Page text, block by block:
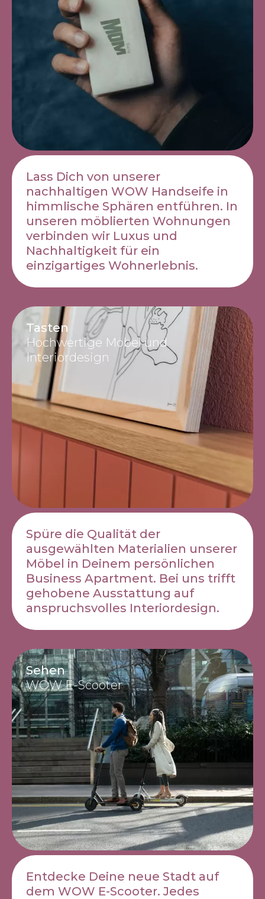
Lass Dich von unserer
nachhaltigen WOW Handseife in
himmlische Sphären entführen. In
unseren möblierten Wohnungen
verbinden wir Luxus und
Nachhaltigkeit für ein
einzigartiges Wohnerlebnis.
Tasten
Hochwertige Möbel und
Interiordesign
Spüre die Qualität der
ausgewählten Materialien unserer
Möbel in Deinem persönlichen
Business Apartment. Bei uns trifft
gehobene Ausstattung auf
anspruchsvolles Interiordesign.
Sehen
WOW E-Scooter
Entdecke Deine neue Stadt auf
dem WOW E-Scooter. Jedes